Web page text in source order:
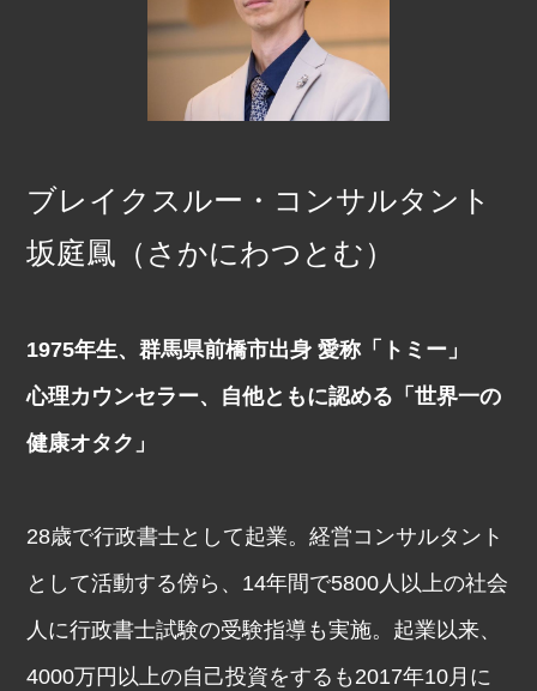
ブレイクスルー・コンサルタント
坂庭鳳（さかにわつとむ）
1975年生、群馬県前橋市出身 愛称「トミー」
心理カウンセラー、自他ともに認める「世界一の
健康オタク」
28歳で行政書士として起業。経営コンサルタント
として活動する傍ら、14年間で5800人以上の社会
人に行政書士試験の受験指導も実施。起業以来、
4000万円以上の自己投資をするも2017年10月に